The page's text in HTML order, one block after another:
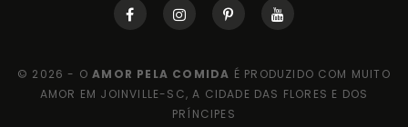
© 2026 - OAMOR PELA COMIDA É PRODUZIDO COM MUITO
AMOR EM JOINVILLE-SC, A CIDADE DAS FLORES E DOS
PRÍNCIPES